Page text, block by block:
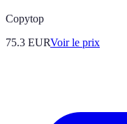
Copytop
75.3 EURVoir le prix